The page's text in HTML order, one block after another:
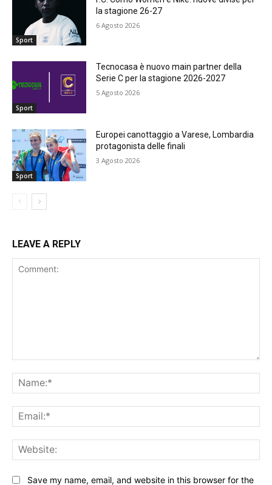
Sport
la stagione 26-27
6 Agosto 2026
Sport
Tecnocasa è nuovo main partner della
Serie C per la stagione 2026-2027
5 Agosto 2026
Sport
Europei canottaggio a Varese, Lombardia
protagonista delle finali
3 Agosto 2026
LEAVE A REPLY
Save my name, email, and website in this browser for the